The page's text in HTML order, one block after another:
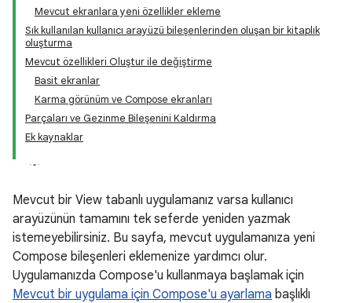
Mevcut ekranlara yeni özellikler ekleme
Sık kullanılan kullanıcı arayüzü bileşenlerinden oluşan bir kitaplık
oluşturma
Mevcut özellikleri Oluştur ile değiştirme
Basit ekranlar
Karma görünüm ve Compose ekranları
Parçaları ve Gezinme Bileşenini Kaldırma
Ek kaynaklar
Mevcut bir View tabanlı uygulamanız varsa kullanıcı
arayüzünün tamamını tek seferde yeniden yazmak
istemeyebilirsiniz. Bu sayfa, mevcut uygulamanıza yeni
Compose bileşenleri eklemenize yardımcı olur.
Uygulamanızda Compose'u kullanmaya başlamak için
Mevcut bir uygulama için Compose'u ayarlama başlıklı